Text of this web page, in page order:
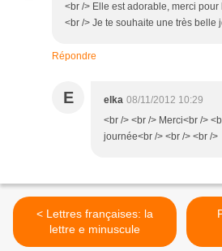
<br /> Elle est adorable, merci pour
<br /> Je te souhaite une très belle
Répondre
E elka 08/11/2012 10:29
<br /> <br /> Merci<br />
journée<br /> <br /> <br /
< Lettres françaises: la
lettre e minuscule